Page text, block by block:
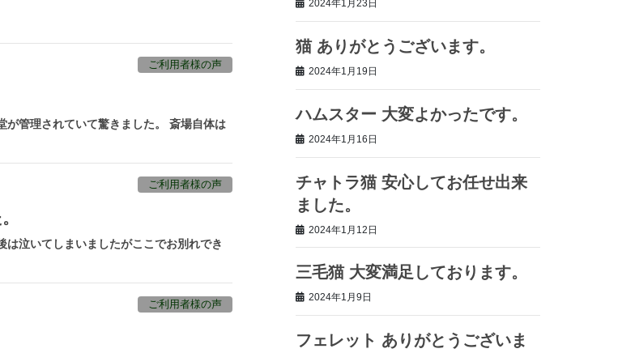
ご利用者様の声
が管理されていて驚きました。 斎場自体は
ご利用者様の声
泣いてしまいましたがここでお別れでき
ご利用者様の声
2024年1月23日
猫 ありがとうございます。
2024年1月19日
ハムスター 大変よかったです。
2024年1月16日
チャトラ猫 安心してお任せ出来
ました。
2024年1月12日
三毛猫 大変満足しております。
2024年1月9日
フェレット ありがとうございま